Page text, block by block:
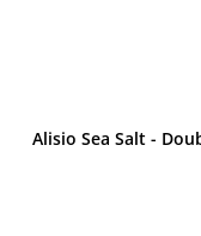
Alisio Sea Salt -